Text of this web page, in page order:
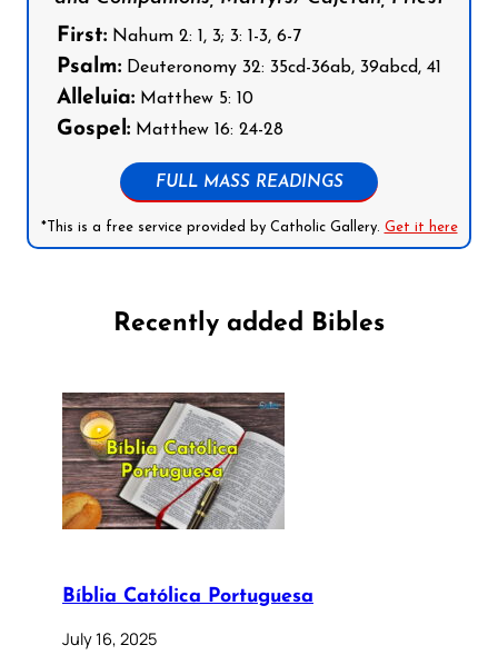
First: Nahum 2: 1, 3; 3: 1-3, 6-7
Psalm: Deuteronomy 32: 35cd-36ab, 39abcd, 41
Alleluia: Matthew 5: 10
Gospel: Matthew 16: 24-28
FULL MASS READINGS
*This is a free service provided by Catholic Gallery. Get it here
Recently added Bibles
Bíblia Católica Portuguesa
July 16, 2025